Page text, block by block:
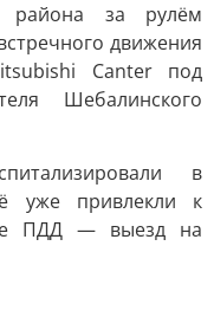
района за рулём
движения
Canter под
Шебалинского
в
уже привлекли к
ПДД — выезд на